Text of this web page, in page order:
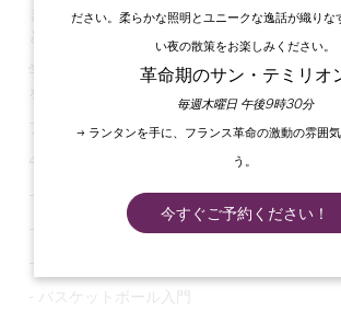
ます。また、若者のやる気とインスピレーシ
と市民との結びつきを強めることも目的とし
学校がお休みの期間中、友人と一緒に来て楽
を発見する機会にもなるでしょう。
プログラム
4月23日（火）ベルジェ広場 - E.Barraud広場
- バスケットボール入門
ださい。柔らかな照明とユニークな逸話が織りな
い夜の散策をお楽しみください。
革命期のサン・テミリオ
毎週木曜日 午後9時30分
→ ランタンを手に、フランス革命の激動の雰囲
う。
今すぐご予約ください！